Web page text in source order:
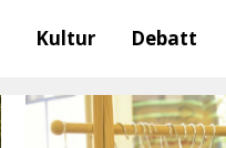
Kultur Debatt